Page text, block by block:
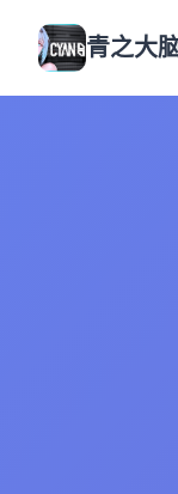
青之大